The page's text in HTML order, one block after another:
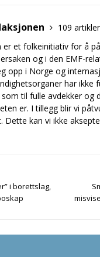
109 artikler
er et folkeinitiativ for å
og i den EMF-
opp i Norge og
har ikke
til fulle avdekker og
er. I tillegg blir vi
Dette kan vi ikke
i borettslag,